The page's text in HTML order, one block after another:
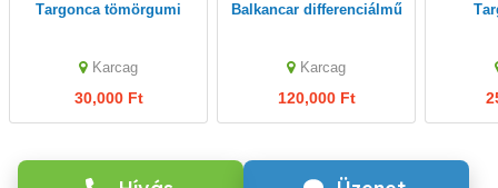
Targonca tömörgumi
Karcag
30,000 Ft
Balkancar differenciálmű
Karcag
120,000 Ft